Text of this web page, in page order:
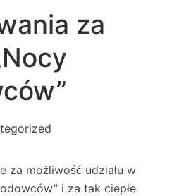
za
za możliwość udziału w
i za tak ciepłe